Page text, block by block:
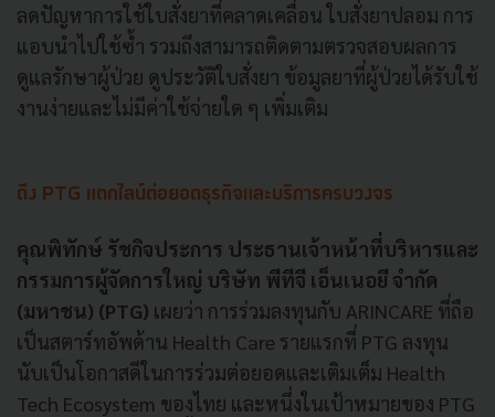
ลดปัญหาการใช้ใบสั่งยาที่คลาดเคลื่อน ใบสั่งยาปลอม การ
แอบนำไปใช้ซ้ำ รวมถึงสามารถติดตามตรวจสอบผลการ
ดูแลรักษาผู้ป่วย ดูประวัติใบสั่งยา ข้อมูลยาที่ผู้ป่วยได้รับใช้
งานง่ายและไม่มีค่าใช้จ่ายใด ๆ เพิ่มเติม
ดึง PTG แตกไลน์ต่อยอดธุรกิจและบริการครบวงจร
คุณพิทักษ์ รัชกิจประการ ประธานเจ้าหน้าที่บริหารและ
กรรมการผู้จัดการใหญ่ บริษัท พีทีจี เอ็นเนอยี จำกัด
(มหาชน) (PTG) เผยว่า การร่วมลงทุนกับ ARINCARE ที่ถือ
เป็นสตาร์ทอัพด้าน Health Care รายแรกที่ PTG ลงทุน
นับเป็นโอกาสดีในการร่วมต่อยอดและเติมเต็ม Health
Tech Ecosystem ของไทย และหนึ่งในเป้าหมายของ PTG